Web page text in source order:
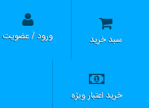
سبد خرید ورود / عضویت
خرید اعتبار ویژه